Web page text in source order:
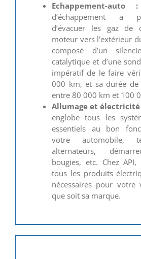
Echappement-auto :
d’échappement a
d’évacuer les gaz de
moteur vers l’extérieur
composé d’un
catalytique et d’une
impératif de le faire
000 km, et sa durée de
entre 80 000 km et 100
Allumage et électricité
englobe tous les
essentiels au bon
votre automobile,
alternateurs,
bougies, etc. Chez
tous les produits
nécessaires pour votre
que soit sa marque.